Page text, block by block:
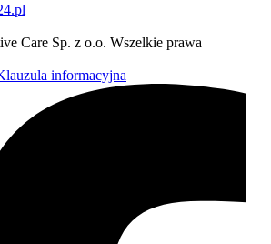
Care Sp. z o.o. Wszelkie prawa
informacyjna